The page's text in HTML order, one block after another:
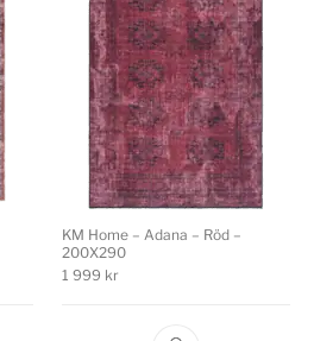
KM Home – Adana – Röd –
200X290
1 999 kr